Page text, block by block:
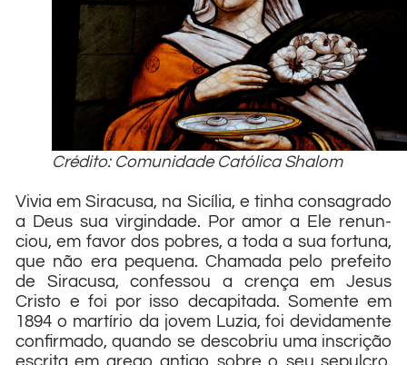
Crédito: Comunidade Católica Shalom
Vivia em Siracusa, na Sicília, e tinha consagrado
a Deus sua virgindade. Por amor a Ele renun­
ciou, em favor dos pobres, a toda a sua fortuna,
que não era peque­na. Chamada pelo prefeito
de Siracusa, confessou a crença em Jesus
Cristo e foi por isso decapi­tada. Somente em
1894 o martírio da jovem Luzia, foi devidamente
confirmado, quando se descobriu uma inscrição
escrita em grego antigo sobre o seu sepulcro,